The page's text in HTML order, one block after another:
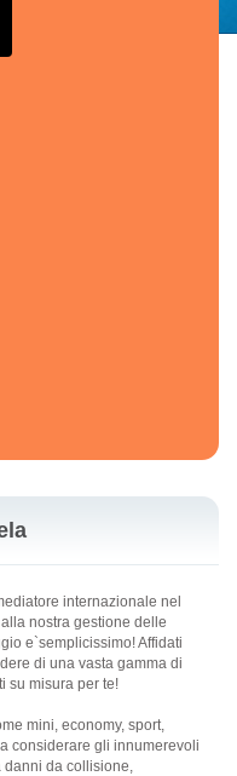
internazionale nel
nostra gestione delle
e`semplicissimo! Affidati
di una vasta gamma di
su misura per te!
mini, economy, sport,
considerare gli innumerevoli
danni da collisione,